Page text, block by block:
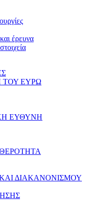
έρευνα
ΤΟΥ ΕΥΡΩ
ΕΥΘΥΝΗ
ΔΙΑΚΑΝΟΝΙΣΜΟΥ